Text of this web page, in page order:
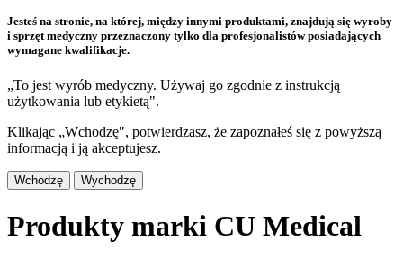
Jesteś na stronie, na której, między innymi produktami, znajdują się wyroby
i sprzęt medyczny przeznaczony tylko dla profesjonalistów posiadających
wymagane kwalifikacje.
„To jest wyrób medyczny. Używaj go zgodnie z instrukcją
użytkowania lub etykietą".
Klikając „Wchodzę", potwierdzasz, że zapoznałeś się z powyższą
informacją i ją akceptujesz.
Wchodzę Wychodzę
Produkty marki CU Medical